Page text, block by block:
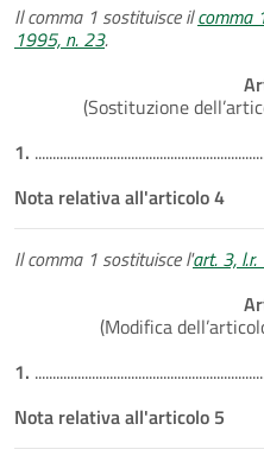
Il comma 1 sostituisce ilcomma
1995, n. 23.
(Sostituzione
1.
Nota relativa all'articolo 4
Il comma 1 sostituisce l'art. 3,
(Modifica
1.
Nota relativa all'articolo 5